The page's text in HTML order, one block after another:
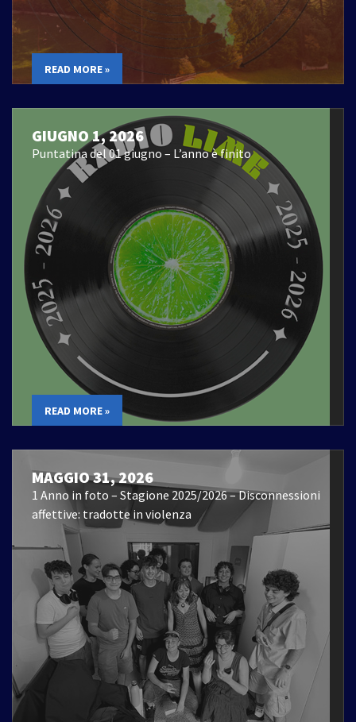
READ MORE »
GIUGNO 1, 2026
Puntatina del 01 giugno – L’anno è finito
READ MORE »
MAGGIO 31, 2026
1 Anno in foto – Stagione 2025/2026 – Disconnessioni
affettive: tradotte in violenza